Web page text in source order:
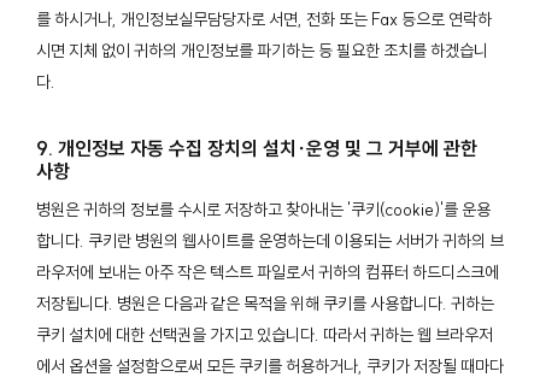
를 하시거나, 개인정보실무담당자로 서면, 전화 또는 Fax 등으로 연락하
시면 지체 없이 귀하의 개인정보를 파기하는 등 필요한 조치를 하겠습니
다.
9. 개인정보 자동 수집 장치의 설치∙운영 및 그 거부에 관한
사항
병원은 귀하의 정보를 수시로 저장하고 찾아내는 '쿠키(cookie)'를 운용
합니다. 쿠키란 병원의 웹사이트를 운영하는데 이용되는 서버가 귀하의 브
라우저에 보내는 아주 작은 텍스트 파일로서 귀하의 컴퓨터 하드디스크에
저장됩니다. 병원은 다음과 같은 목적을 위해 쿠키를 사용합니다. 귀하는
쿠키 설치에 대한 선택권을 가지고 있습니다. 따라서 귀하는 웹 브라우저
에서 옵션을 설정함으로써 모든 쿠키를 허용하거나, 쿠키가 저장될 때마다